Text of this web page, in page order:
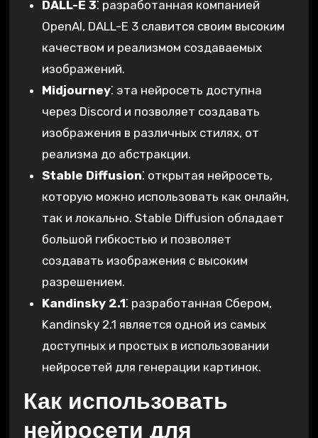
DALL-E 3⁚ разработанная компанией
OpenAI, DALL-E 3 славится своим высоким
качеством и реализмом создаваемых
изображений.
Midjourney⁚ эта нейросеть доступна
через Discord и позволяет создавать
изображения в различных стилях, от
реализма до абстракции.
Stable Diffusion⁚ открытая нейросеть,
которую можно использовать как онлайн,
так и локально. Stable Diffusion обладает
большой гибкостью и позволяет
создавать изображения с высоким
разрешением.
Kandinsky 2.1⁚ разработанная Сбером,
Kandinsky 2.1 является одной из самых
доступных и простых в использовании
нейросетей для генерации картинок.
Как использовать
нейросети для